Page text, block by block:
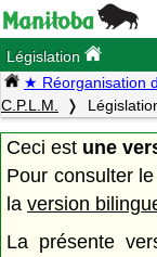
Législation
★ Réorganisation
C.P.L.M.
Ceci est une
Pour consulter
la version
La présente